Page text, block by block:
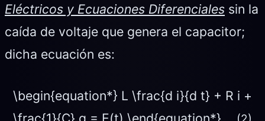
Eléctricos y Ecuaciones Diferenciales sin la
caída de voltaje que genera el capacitor;
dicha ecuación es:
\begin{equation*} L \frac{d i}{d t} + R i +
\frac{1}{C} q = E(t) \end{equation*}